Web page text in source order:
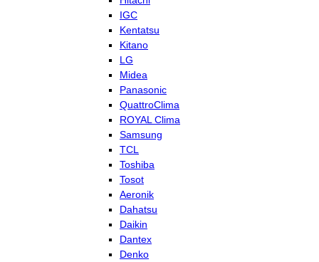
IGC
Kentatsu
Kitano
LG
Midea
Panasonic
QuattroClima
ROYAL Clima
Samsung
TCL
Toshiba
Tosot
Aeronik
Dahatsu
Daikin
Dantex
Denko